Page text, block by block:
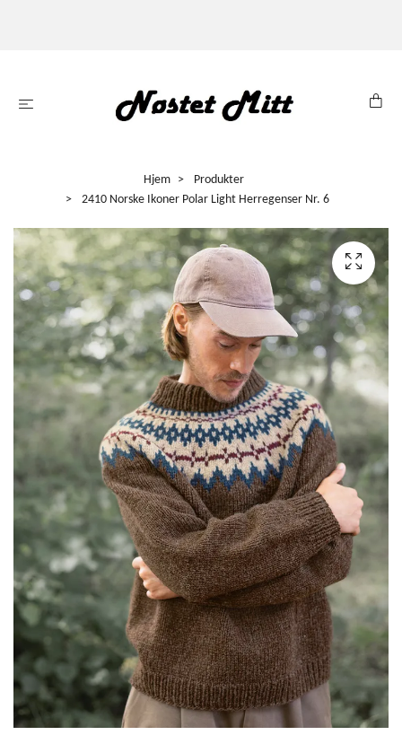
Hjem
Produkter
2410 Norske Ikoner Polar Light Herregenser Nr. 6